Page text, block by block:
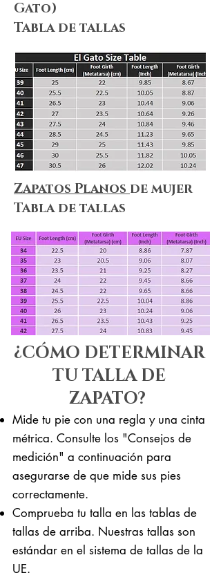
Gato)
Tabla de tallas
Zapatos Planos de mujer
Tabla de tallas
¿CÓMO DETERMINAR
TU TALLA DE
ZAPATO?
Mide tu pie con una regla y una cinta
métrica. Consulte los "Consejos de
medición" a continuación para
asegurarse de que mide sus pies
correctamente. ​​
Comprueba tu talla en las tablas de
tallas de arriba. Nuestras tallas son
estándar en el sistema de tallas de la
UE.